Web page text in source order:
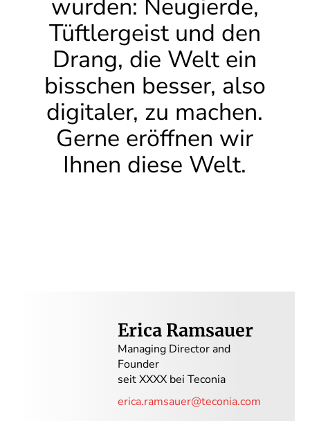
wurden: Neugierde,
Tüftlergeist und den
Drang, die Welt ein
bisschen besser, also
digitaler, zu machen.
Gerne eröffnen wir
Ihnen diese Welt.
Erica Ramsauer
Managing Director and
Founder
seit XXXX bei Teconia
erica.ramsauer@teconia.com